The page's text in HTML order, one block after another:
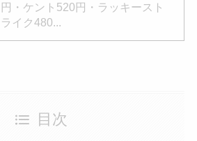
円・ケント520円・ラッキースト
ライク480...
目次